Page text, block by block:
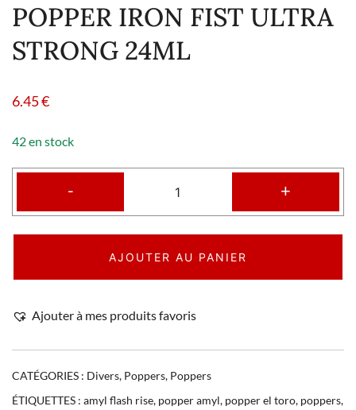
POPPER IRON FIST ULTRA
STRONG 24ML
6.45€
42 en stock
- +
AJOUTER AU PANIER
Ajouter à mes produits favoris
CATÉGORIES : Divers, Poppers, Poppers
ÉTIQUETTES : amyl flash rise, popper amyl, popper el toro, poppers,